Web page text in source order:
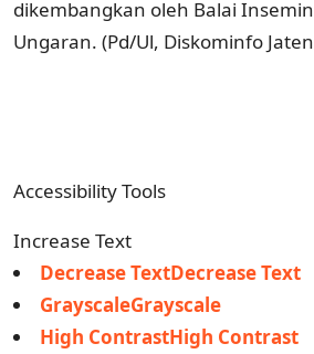
dikembangkan oleh Balai
Ungaran. (Pd/Ul, Diskominfo
Accessibility Tools
Increase Text
Decrease TextDecrease Text
GrayscaleGrayscale
High ContrastHigh Contrast